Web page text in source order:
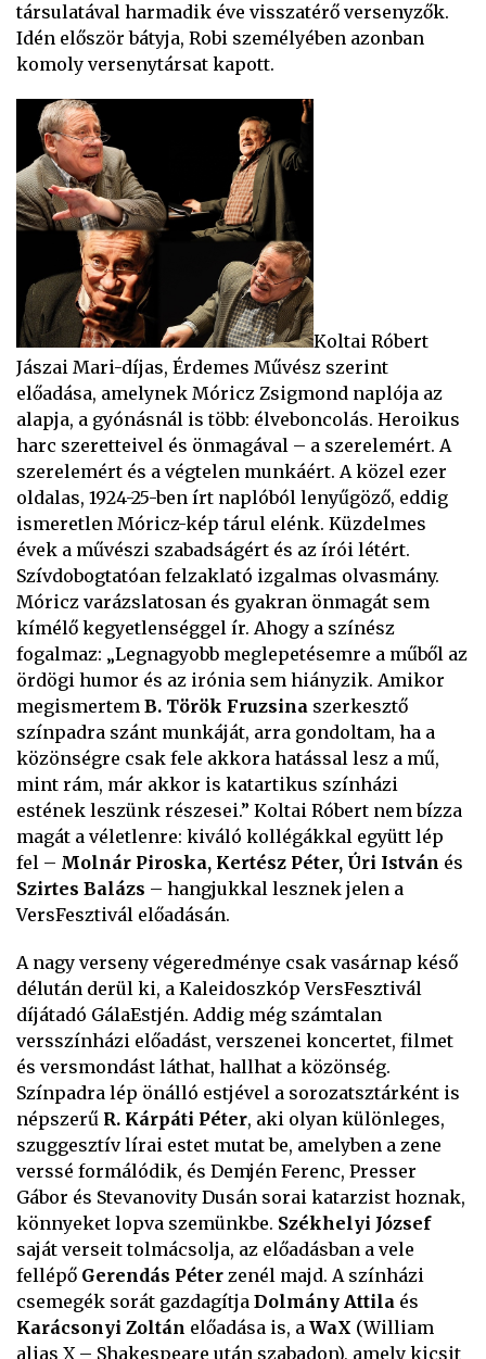
társulatával harmadik éve visszatérő versenyzők.
Idén először bátyja, Robi személyében azonban
komoly versenytársat kapott.
Koltai Róbert
Jászai Mari-díjas, Érdemes Művész szerint
előadása, amelynek Móricz Zsigmond naplója az
alapja, a gyónásnál is több: élveboncolás. Heroikus
harc szeretteivel és önmagával – a szerelemért. A
szerelemért és a végtelen munkáért. A közel ezer
oldalas, 1924-25-ben írt naplóból lenyűgöző, eddig
ismeretlen Móricz-kép tárul elénk. Küzdelmes
évek a művészi szabadságért és az írói létért.
Szívdobogtatóan felzaklató izgalmas olvasmány.
Móricz varázslatosan és gyakran önmagát sem
kímélő kegyetlenséggel ír. Ahogy a színész
fogalmaz: „Legnagyobb meglepetésemre a műből az
ördögi humor és az irónia sem hiányzik. Amikor
megismertem B. Török Fruzsina szerkesztő
színpadra szánt munkáját, arra gondoltam, ha a
közönségre csak fele akkora hatással lesz a mű,
mint rám, már akkor is katartikus színházi
estének leszünk részesei.” Koltai Róbert nem bízza
magát a véletlenre: kiváló kollégákkal együtt lép
fel – Molnár Piroska, Kertész Péter, Úri István és
Szirtes Balázs – hangjukkal lesznek jelen a
VersFesztivál előadásán.
A nagy verseny végeredménye csak vasárnap késő
délután derül ki, a Kaleidoszkóp VersFesztivál
díjátadó GálaEstjén. Addig még számtalan
versszínházi előadást, verszenei koncertet, filmet
és versmondást láthat, hallhat a közönség.
Színpadra lép önálló estjével a sorozatsztárként is
népszerű R. Kárpáti Péter, aki olyan különleges,
szuggesztív lírai estet mutat be, amelyben a zene
verssé formálódik, és Demjén Ferenc, Presser
Gábor és Stevanovity Dusán sorai katarzist hoznak,
könnyeket lopva szemünkbe. Székhelyi József
saját verseit tolmácsolja, az előadásban a vele
fellépő Gerendás Péter zenél majd. A színházi
csemegék sorát gazdagítja Dolmány Attila és
Karácsonyi Zoltán előadása is, a WaX (William
alias X – Shakespeare után szabadon), amely kicsit